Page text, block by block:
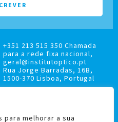
melhorar a sua
+351 213 515 350 Chamada
para a rede fixa nacional,
geral@institutoptico.pt
Rua Jorge Barradas, 16B,
1500-370 Lisboa, Portugal